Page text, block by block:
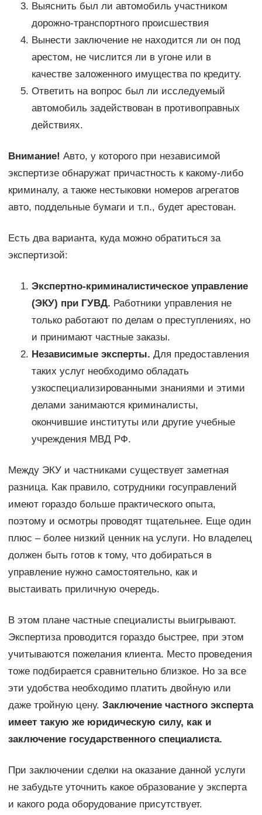
Выяснить был ли автомобиль участником
дорожно-транспортного происшествия
Вынести заключение не находится ли он под
арестом, не числится ли в угоне или в
качестве заложенного имущества по кредиту.
Ответить на вопрос был ли исследуемый
автомобиль задействован в противоправных
действиях.
Внимание! Авто, у которого при независимой
экспертизе обнаружат причастность к какому-либо
криминалу, а также нестыковки номеров агрегатов
авто, поддельные бумаги и т.п., будет арестован.
Есть два варианта, куда можно обратиться за
экспертизой:
Экспертно-криминалистическое управление
(ЭКУ) при ГУВД. Работники управления не
только работают по делам о преступлениях, но
и принимают частные заказы.
Независимые эксперты. Для предоставления
таких услуг необходимо обладать
узкоспециализированными знаниями и этими
делами занимаются криминалисты,
окончившие институты или другие учебные
учреждения МВД РФ.
Между ЭКУ и частниками существует заметная
разница. Как правило, сотрудники госуправлений
имеют гораздо больше практического опыта,
поэтому и осмотры проводят тщательнее. Еще один
плюс – более низкий ценник на услуги. Но владелец
должен быть готов к тому, что добираться в
управление нужно самостоятельно, как и
выстаивать приличную очередь.
В этом плане частные специалисты выигрывают.
Экспертиза проводится гораздо быстрее, при этом
учитываются пожелания клиента. Место проведения
тоже подбирается сравнительно близкое. Но за все
эти удобства необходимо платить двойную или
даже тройную цену. Заключение частного эксперта
имеет такую же юридическую силу, как и
заключение государственного специалиста.
При заключении сделки на оказание данной услуги
не забудьте уточнить какое образование у эксперта
и какого рода оборудование присутствует.